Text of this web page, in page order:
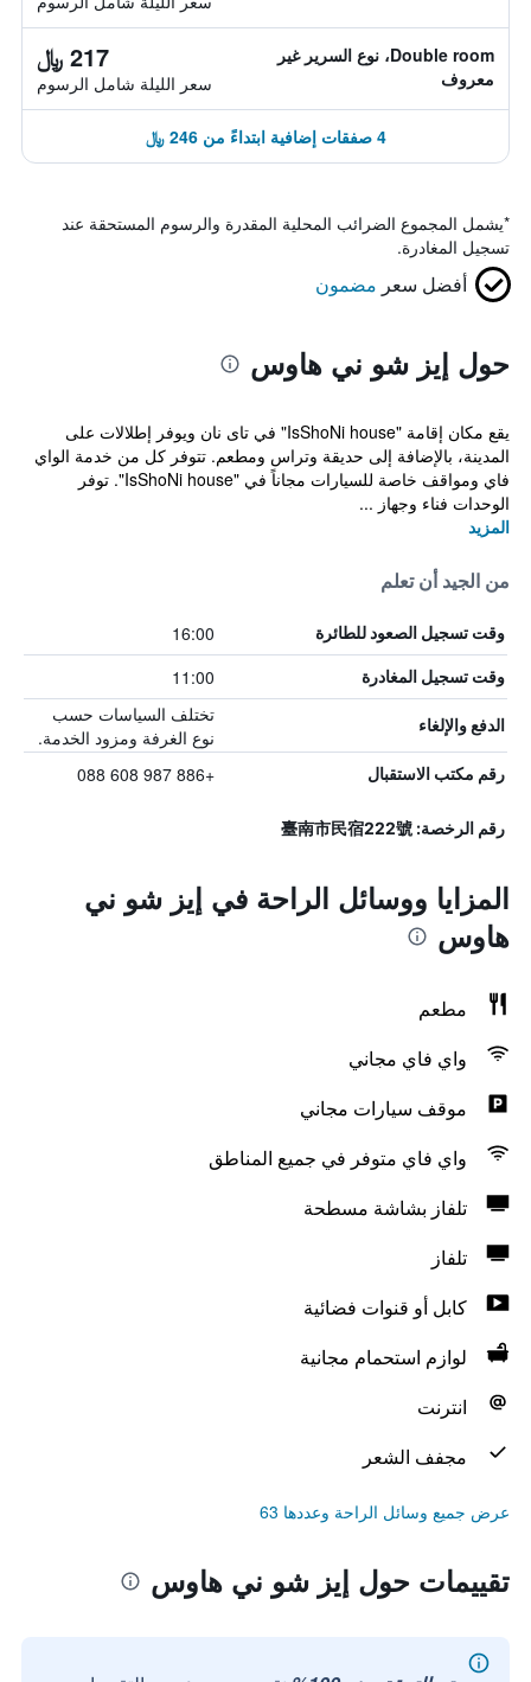
Double room، نوع السرير غير
معروف
217 ﷼
سعر الليلة شامل الرسوم
4 صفقات إضافية ابتداءً من 246 ﷼
*يشمل المجموع الضرائب المحلية المقدرة والرسوم المستحقة عند
تسجيل المغادرة.
أفضل سعر مضمون
حول إيز شو ني هاوس
يقع مكان إقامة "IsShoNi house" في تاى نان ويوفر إطلالات على
المدينة، بالإضافة إلى حديقة وتراس ومطعم. تتوفر كل من خدمة الواي
فاي ومواقف خاصة للسيارات مجاناً في "IsShoNi house". توفر
الوحدات فناء وجهاز ...
المزيد
من الجيد أن تعلم
وقت تسجيل الصعود للطائرة 16:00
وقت تسجيل المغادرة 11:00
الدفع والإلغاء
تختلف السياسات حسب
نوع الغرفة ومزود الخدمة.
رقم مكتب الاستقبال +886 987 608 088
رقم الرخصة: 臺南市民宿222號
المزايا ووسائل الراحة في إيز شو ني
هاوس
مطعم
واي فاي مجاني
موقف سيارات مجاني
واي فاي متوفر في جميع المناطق
تلفاز بشاشة مسطحة
تلفاز
كابل أو قنوات فضائية
لوازم استحمام مجانية
انترنت
مجفف الشعر
عرض جميع وسائل الراحة وعددها 63
تقييمات حول إيز شو ني هاوس